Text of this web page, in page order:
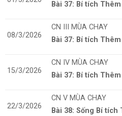
Bài 37: Bí tích
08/3/2026
CN III MÙA CHAY
Bài 37: Bí tích
15/3/2026
CN IV MÙA CHAY
Bài 37: Bí tích
22/3/2026
CN V MÙA CHAY
Bài 38: Sống Bí tích